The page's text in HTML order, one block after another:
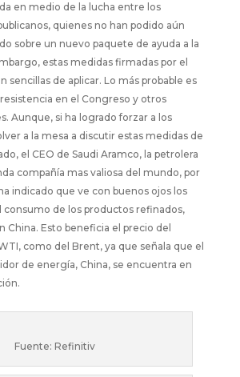
en medio de la lucha entre los
quienes no han podido aún
sobre un nuevo paquete de ayuda a la
estas medidas firmadas por el
sencillas de aplicar. Lo más probable es
en el Congreso y otros
Aunque, si ha logrado forzar a los
a la mesa a discutir estas medidas de
el CEO de Saudi Aramco, la petrolera
compañía mas valiosa del mundo, por
indicado que ve con buenos ojos los
de los productos refinados,
China. Esto beneficia el precio del
como del Brent, ya que señala que el
de energía, China, se encuentra en
Fuente: Refinitiv